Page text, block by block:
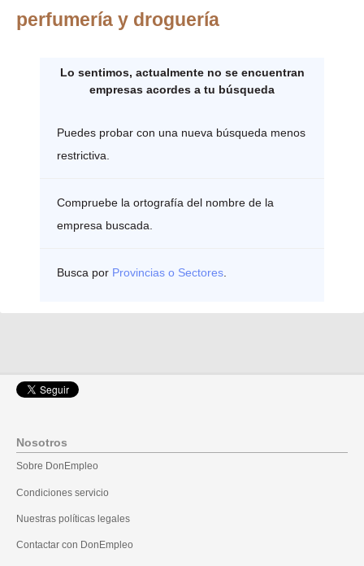
perfumería y droguería
Lo sentimos, actualmente no se encuentran
empresas acordes a tu búsqueda
Puedes probar con una nueva búsqueda menos
restrictiva.
Compruebe la ortografía del nombre de la
empresa buscada.
Busca por Provincias o Sectores
Nosotros
Sobre DonEmpleo
Condiciones servicio
Nuestras políticas legales
Contactar con DonEmpleo